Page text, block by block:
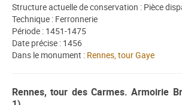
Structure actuelle de conservation : Pièce
Technique : Ferronnerie
Période : 1451-1475
Date précise : 1456
Dans le monument : Rennes, tour Gaye
Rennes, tour des Carmes. Armoirie